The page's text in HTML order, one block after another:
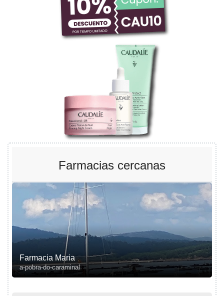
Farmacias cercanas
Farmacia Maria
a-pobra-do-caraminal